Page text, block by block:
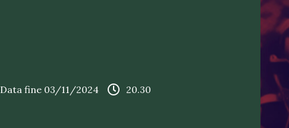
Data fine 03/11/2024
20.30